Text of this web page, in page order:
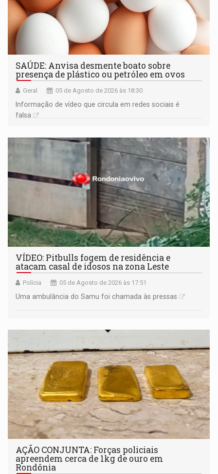
SAÚDE: Anvisa desmente boato sobre
presença de plástico ou petróleo em ovos
Geral 05 de Agosto de 2026 às 18:30
Informação de vídeo que circula em redes sociais é
falsa
VÍDEO: Pitbulls fogem de residência e
atacam casal de idosos na zona Leste
Polícia 05 de Agosto de 2026 às 17:51
Uma ambulância do Samu foi chamada às pressas
AÇÃO CONJUNTA: Forças policiais
apreendem cerca de 1kg de ouro em
Rondônia